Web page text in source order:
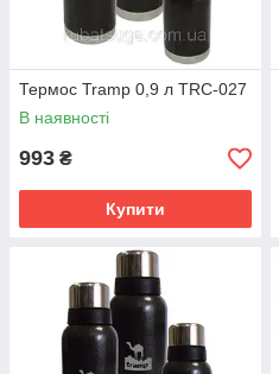
Термос Tramp 0,9 л TRC-027
В наявності
993 ₴
Купити